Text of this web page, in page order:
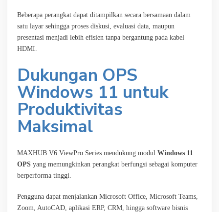
Beberapa perangkat dapat ditampilkan secara bersamaan dalam
satu layar sehingga proses diskusi, evaluasi data, maupun
presentasi menjadi lebih efisien tanpa bergantung pada kabel
HDMI.
Dukungan OPS
Windows 11 untuk
Produktivitas
Maksimal
MAXHUB V6 ViewPro Series mendukung modul Windows 11
OPS yang memungkinkan perangkat berfungsi sebagai komputer
berperforma tinggi.
Pengguna dapat menjalankan Microsoft Office, Microsoft Teams,
Zoom, AutoCAD, aplikasi ERP, CRM, hingga software bisnis